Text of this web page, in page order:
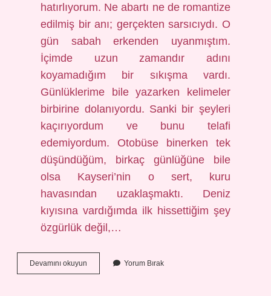
hatırlıyorum. Ne abartı ne de romantize
edilmiş bir anı; gerçekten sarsıcıydı. O
gün sabah erkenden uyanmıştım.
İçimde uzun zamandır adını
koyamadığım bir sıkışma vardı.
Günlüklerime bile yazarken kelimeler
birbirine dolanıyordu. Sanki bir şeyleri
kaçırıyordum ve bunu telafi
edemiyordum. Otobüse binerken tek
düşündüğüm, birkaç günlüğüne bile
olsa Kayseri’nin o sert, kuru
havasından uzaklaşmaktı. Deniz
kıyısına vardığımda ilk hissettiğim şey
özgürlük değil,…
Devamını okuyun Yunuslar
ne
Yorum Bırak